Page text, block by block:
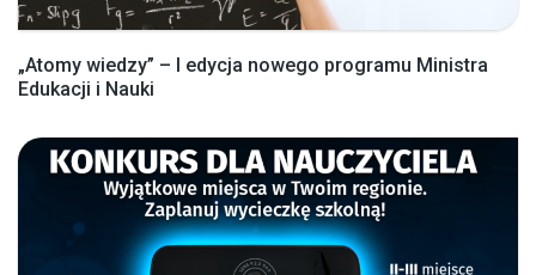
„Atomy wiedzy” – I edycja nowego programu Ministra
Edukacji i Nauki